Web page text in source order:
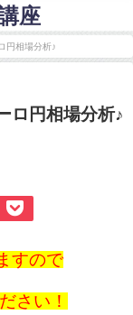
座
円相場分析♪
ロ円相場分析♪
すので
さい！